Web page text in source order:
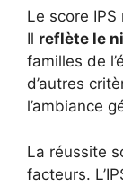
Le score IPS
Il reflète le
familles de
d’autres
l’ambiance
La réussite
facteurs.